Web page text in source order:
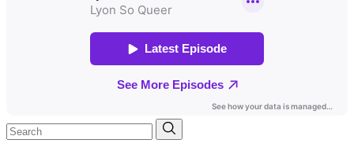
Search
for: